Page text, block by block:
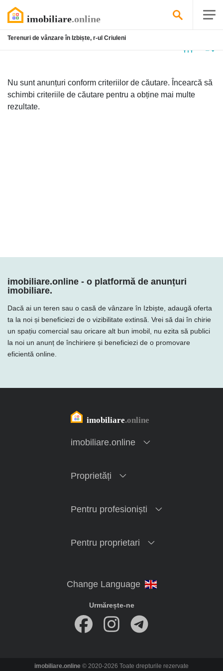
Terenuri de vânzare în Izbiște, r-ul Criuleni
Nu sunt anunțuri conform criteriilor de căutare. Încearcă să
schimbi criteriile de căutare pentru a obține mai multe
rezultate.
imobiliare.online - o platformă de anunțuri
imobiliare.
Dacă ai un teren sau o casă de vânzare în Izbiște, adaugă oferta
ta la noi și beneficiezi de o vizibilitate extinsă. Vrei să dai în chirie
un spațiu comercial sau oricare alt bun imobil, nu ezita să publici
la noi un anunț de închiriere și beneficiezi de o promovare
eficientă online.
imobiliare.online
Proprietăți
Pentru profesioniști
Pentru proprietari
Urmărește-ne
imobiliare.online © 2020-2026 Toate drepturile rezervate